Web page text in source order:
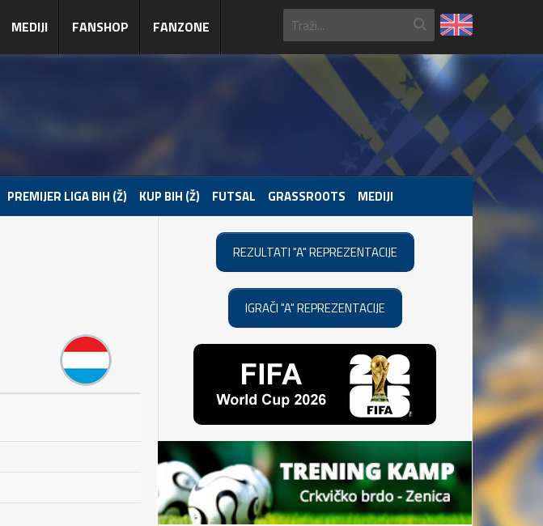
MEDIJI FANSHOP FANZONE
PREMIJER LIGA BIH (Ž) KUP BIH (Ž) FUTSAL GRASSROOTS MEDIJI
REZULTATI "A" REPREZENTACIJE
IGRAČI "A" REPREZENTACIJE